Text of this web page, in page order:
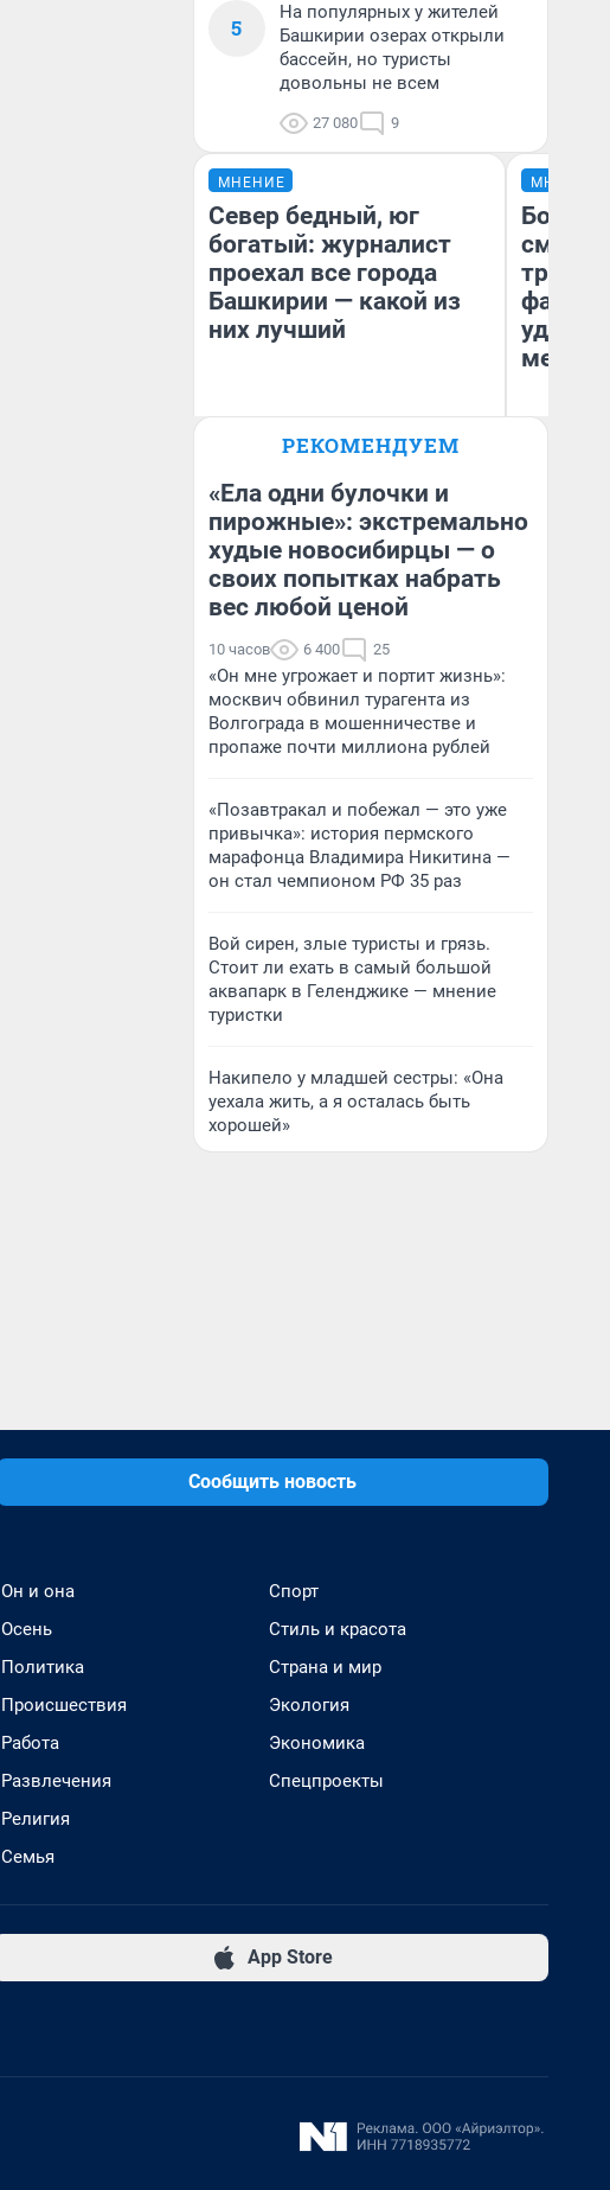
5
На популярных у жителей
Башкирии озерах открыли
бассейн, но туристы
довольны не всем
27 080 9
МНЕНИЕ
Север бедный, юг
богатый: журналист
проехал все города
Башкирии — какой из
них лучший
Андрей Бирюков
МНЕНИЕ
месте
РЕКОМЕНДУЕМ
«Ела одни булочки и
пирожные»: экстремально
худые новосибирцы — о
своих попытках набрать
вес любой ценой
10 часов 6 400 25
«Он мне угрожает и портит жизнь»:
москвич обвинил турагента из
Волгограда в мошенничестве и
пропаже почти миллиона рублей
«Позавтракал и побежал — это уже
привычка»: история пермского
марафонца Владимира Никитина —
он стал чемпионом РФ 35 раз
Вой сирен, злые туристы и грязь.
Стоит ли ехать в самый большой
аквапарк в Геленджике — мнение
туристки
Накипело у младшей сестры: «Она
уехала жить, а я осталась быть
хорошей»
Сообщить новость
Он и она
Осень
Политика
Происшествия
Работа
Развлечения
Религия
Семья
Спорт
Стиль и красота
Страна и мир
Экология
Экономика
Спецпроекты
App Store